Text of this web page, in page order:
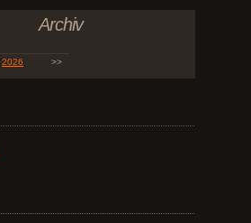
Archiv
2026 >>